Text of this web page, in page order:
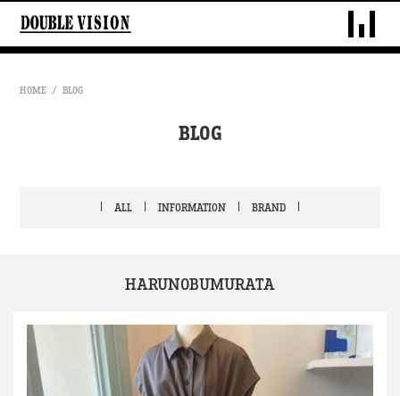
DOUBLE
HOME BLOG
BLOG
ALL INFORMATION BRAND
HARUNOBUMURATA